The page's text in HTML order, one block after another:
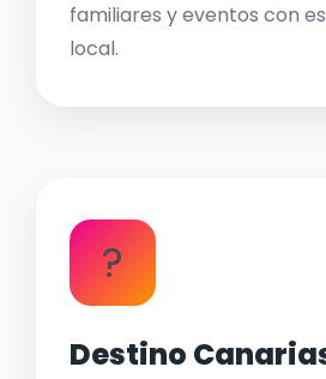
familiares y eventos con
local.
?
Destino